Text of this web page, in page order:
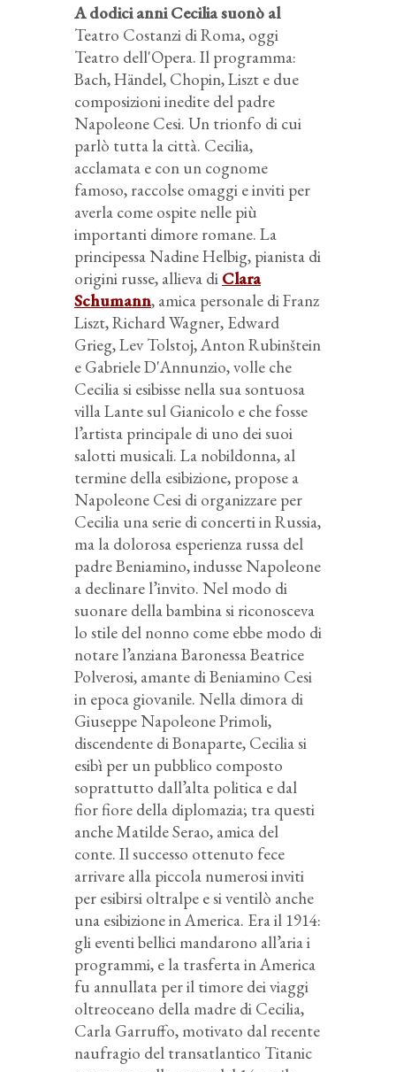
A dodici anni Cecilia suonò al
Teatro Costanzi di Roma, oggi
Teatro dell'Opera. Il programma:
Bach, Händel, Chopin, Liszt e due
composizioni inedite del padre
Napoleone Cesi. Un trionfo di cui
parlò tutta la città. Cecilia,
acclamata e con un cognome
famoso, raccolse omaggi e inviti per
averla come ospite nelle più
importanti dimore romane. La
principessa Nadine Helbig, pianista di
origini russe, allieva di Clara
Schumann, amica personale di Franz
Liszt, Richard Wagner, Edward
Grieg, Lev Tolstoj, Anton Rubinštein
e Gabriele D'Annunzio, volle che
Cecilia si esibisse nella sua sontuosa
villa Lante sul Gianicolo e che fosse
l’artista principale di uno dei suoi
salotti musicali. La nobildonna, al
termine della esibizione, propose a
Napoleone Cesi di organizzare per
Cecilia una serie di concerti in Russia,
ma la dolorosa esperienza russa del
padre Beniamino, indusse Napoleone
a declinare l’invito. Nel modo di
suonare della bambina si riconosceva
lo stile del nonno come ebbe modo di
notare l’anziana Baronessa Beatrice
Polverosi, amante di Beniamino Cesi
in epoca giovanile. Nella dimora di
Giuseppe Napoleone Primoli,
discendente di Bonaparte, Cecilia si
esibì per un pubblico composto
soprattutto dall’alta politica e dal
fior fiore della diplomazia; tra questi
anche Matilde Serao, amica del
conte. Il successo ottenuto fece
arrivare alla piccola numerosi inviti
per esibirsi oltralpe e si ventilò anche
una esibizione in America. Era il 1914:
gli eventi bellici mandarono all’aria i
programmi, e la trasferta in America
fu annullata per il timore dei viaggi
oltreoceano della madre di Cecilia,
Carla Garruffo, motivato dal recente
naufragio del transatlantico Titanic